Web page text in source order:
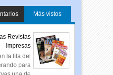
Más vistos
Revistas
Impresas
la fila del
para